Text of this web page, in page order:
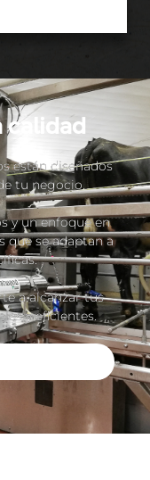
calidad
están diseñados
tu negocio.
y un enfoque en
que se adaptan a
a alcanzar tus
y eficientes.